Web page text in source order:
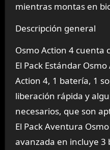
mientras montas en
Descripción general
Osmo Action 4 cuenta
El Pack Estándar
Action 4, 1 batería, 1
liberación rápida y
necesarios, que son
El Pack Aventura
avanzada en incluye